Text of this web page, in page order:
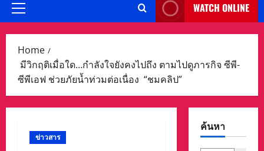
Primary
WATCH ONLINE
Home
มีวิกฤติเมื่อใด…กำลังใจยังคงไปถึง ตามไปดูภารกิจ ซีพี-
ซีพีเอฟ ช่วยภัยน้ำท่วมต่อเนื่อง “ชมคลิป”
ข่าวสาร
ค้นหา